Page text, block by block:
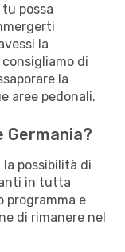
possa
la
di
la
aree pedonali.
Germania?
possibilità di
in tutta
programma e
di rimanere nel